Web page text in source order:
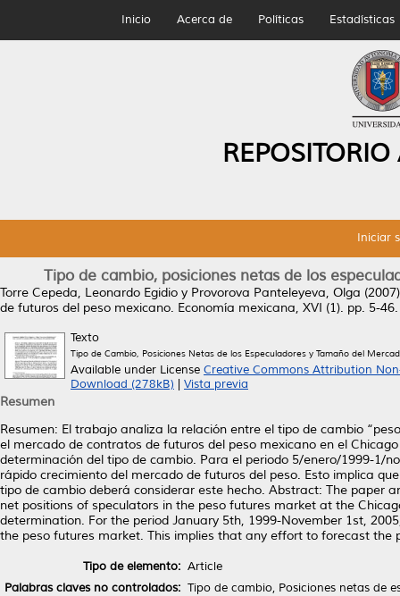
Inicio Acerca de Políticas Estadísticas
Iniciar
Tipo de cambio, posiciones netas de los
Torre Cepeda, Leonardo Egidio y Provorova Panteleyeva, Olga
de futuros del peso mexicano. Economía mexicana, XVI (1). pp. 5-
Texto
Tipo de Cambio, Posiciones Netas de los Especuladores y Tamaño del
Available under License Creative Commons Attribution
Download (278kB)
Vista previa
Resumen
Resumen: El trabajo analiza la relación entre el tipo de cambio
el mercado de contratos de futuros del peso mexicano en el
determinación del tipo de cambio. Para el periodo 5/enero/1999-1/
rápido crecimiento del mercado de futuros del peso. Esto implica
tipo de cambio deberá considerar este hecho. Abstract: The paper
net positions of speculators in the peso futures market at the
determination. For the period January 5th, 1999-November 1st,
the peso futures market. This implies that any effort to forecast
Tipo de elemento: Article
Palabras claves no controlados: Tipo de cambio, Posiciones netas de